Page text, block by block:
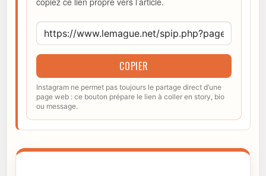
COPIER
Instagram ne permet pas toujours le partage direct d’une
page web : ce bouton prépare le lien à coller en story, bio
ou message.